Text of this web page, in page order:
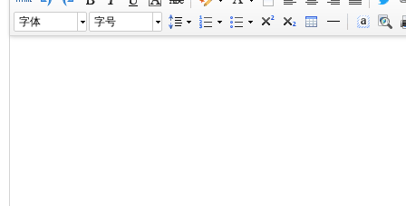
字体 字号